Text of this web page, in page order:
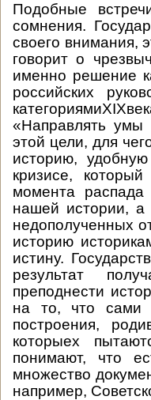
Подобные
сомнения.
своего внимания,
говорит о
именно решение
российских
«Направлять умы
этой цели, для
историю,
кризисе,
момента
нашей истории,
недополученных
историю
истину.
результат
преподнести
на то, что сами
построения,
которыех
понимают, что
множество
например,